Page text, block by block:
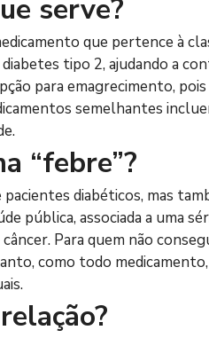
serve?
que pertence à
tipo 2, ajudando a
para emagrecimento,
semelhantes
“febre”?
diabéticos, mas
pública, associada a uma
Para quem não
como todo